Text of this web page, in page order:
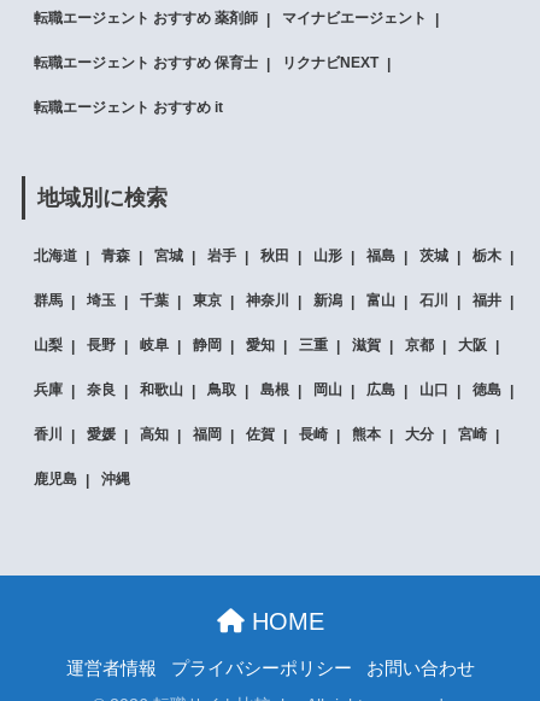
転職エージェント おすすめ 薬剤師 マイナビエージェント
転職エージェント おすすめ 保育士 リクナビNEXT
転職エージェント おすすめ it
地域別に検索
北海道 青森 宮城 岩手 秋田 山形 福島 茨城 栃木
群馬 埼玉 千葉 東京 神奈川 新潟 富山 石川 福井
山梨 長野 岐阜 静岡 愛知 三重 滋賀 京都 大阪
兵庫 奈良 和歌山 鳥取 島根 岡山 広島 山口 徳島
香川 愛媛 高知 福岡 佐賀 長崎 熊本 大分 宮崎
鹿児島 沖縄
HOME
運営者情報 プライバシーポリシー お問い合わせ